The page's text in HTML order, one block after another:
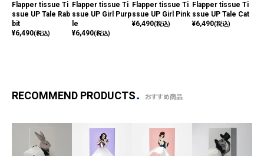
Flapper tissue Ti
ssue UP Tale Rab
bit
¥6,490(税込)
Flapper tissue Ti
ssue UP Girl Purp
le
¥6,490(税込)
Flapper tissue Ti
ssue UP Girl Pink
¥6,490(税込)
Flapper tissue Ti
ssue UP Tale Cat
¥6,490(税込)
RECOMMEND PRODUCTS おすすめ商品